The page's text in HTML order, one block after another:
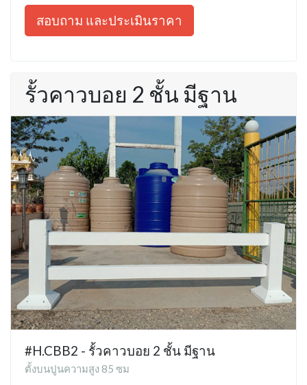
สอบถาม และประเมินราคา
รั้วคาวบอย 2 ชั้น มีฐาน
#H.CBB2 - รั้วคาวบอย 2 ชั้น มีฐาน
ตั้งบนปูนความสูง 85 ซม